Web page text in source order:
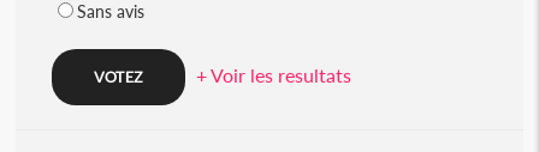
Sans avis
+ Voir les resultats